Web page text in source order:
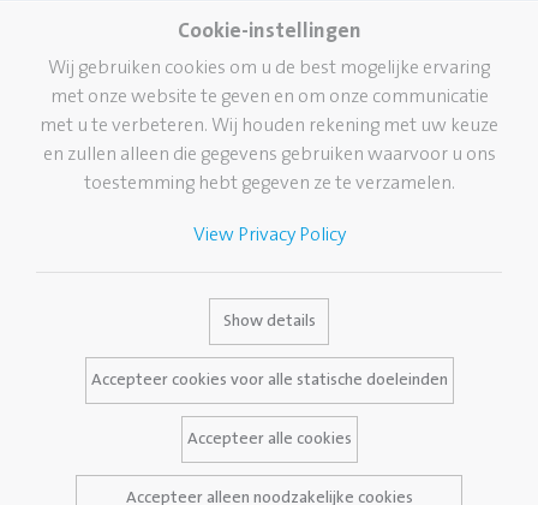
Lijmen
Corrigeren en wissen
School
Pelikan wereldwijd
Duurzaamheid
Pelikan TintenTurm
Het merk Pelikan
Dienstverlening
Media Database
Vaak gestelde vragen
Wettelijke kennisgeving Privacybeleid
Cookie-instellingen
Wij gebruiken cookies om u de best mogelijke ervaring
met onze website te geven en om onze communicatie
met u te verbeteren. Wij houden rekening met uw keuze
en zullen alleen die gegevens gebruiken waarvoor u ons
toestemming hebt gegeven ze te verzamelen.
View Privacy Policy
Show details
Accepteer cookies voor alle statische doeleinden
Accepteer alle cookies
Accepteer alleen noodzakelijke cookies